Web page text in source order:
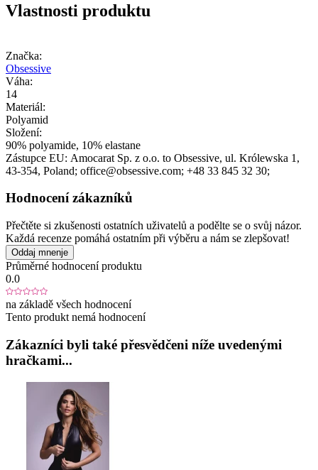
Vlastnosti produktu
Značka:
Obsessive
Váha:
14
Materiál:
Polyamid
Složení:
90% polyamide, 10% elastane
Zástupce EU: Amocarat Sp. z o.o. to Obsessive, ul. Królewska 1 ,
43-354, Poland; office@obsessive.com; +48 33 845 32 30;
Hodnocení zákazníků
Přečtěte si zkušenosti ostatních uživatelů a podělte se o svůj názor.
Každá recenze pomáhá ostatním při výběru a nám se zlepšovat!
Oddaj mnenje
Průměrné hodnocení produktu
0.0
na základě všech hodnocení
Tento produkt nemá hodnocení
Zákazníci byli také přesvědčeni níže uvedenými
hračkami...